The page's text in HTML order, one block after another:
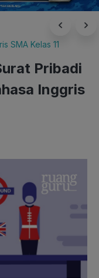
SMA Kelas 11
Pribadi
Inggris